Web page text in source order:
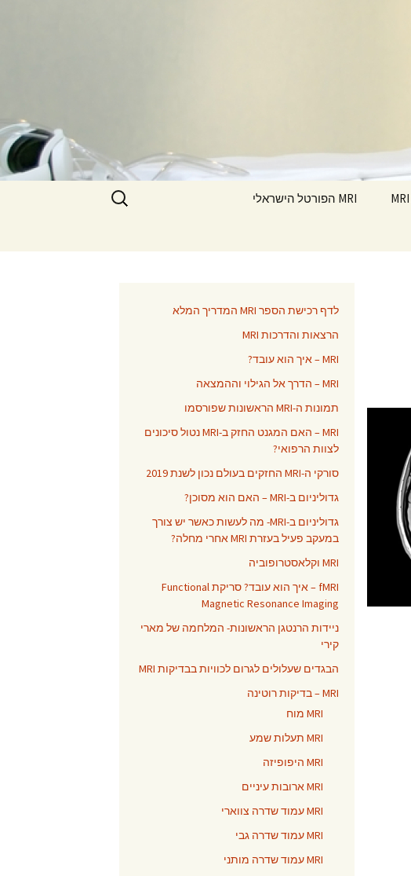
MRI הפורטל הישראלי
חיפוש:
לדף רכישת הספר MRI המדריך המלא
הרצאות והדרכות MRI
MRI – איך הוא עובד?
MRI – הדרך אל הגילוי וההמצאה
תמונות ה-MRI הראשונות שפורסמו
MRI – האם המגנט החזק ב-MRI נטול סיכונים
לצוות הרפואי?
סורקי ה-MRI החזקים בעולם נכון לשנת 2019
גדוליניום ב-MRI – האם הוא מסוכן?
גדוליניום ב-MRI- מה לעשות כאשר יש צורך
במעקב פעיל בעזרת MRI אחרי מחלה?
MRI וקלאסטרופוביה
fMRI – איך הוא עובד? סריקת Functional
Magnetic Resonance Imaging
ניידות הרנטגן הראשונות- המלחמה של מארי
קירי
הבגדים שעלולים לגרום לכוויות בבדיקות MRI
MRI – בדיקות רוטינה
MRI מוח
MRI תעלות שמע
MRI היפופיזה
MRI ארובות עיניים
MRI עמוד שדרה צווארי
MRI עמוד שדרה גבי
MRI עמוד שדרה מותני